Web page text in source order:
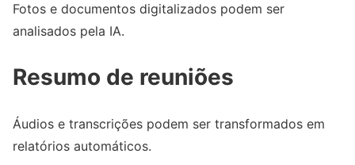
Fotos e documentos digitalizados podem ser
analisados pela IA.
Resumo de reuniões
Áudios e transcrições podem ser transformados em
relatórios automáticos.